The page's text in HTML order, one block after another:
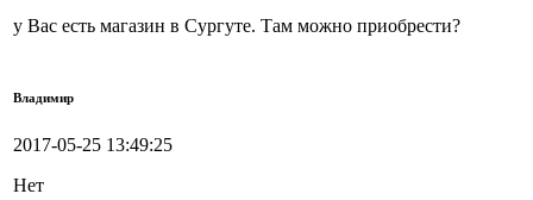
у Вас есть магазин в Сургуте. Там можно приобрести?
Владимир
2017-05-25 13:49:25
Нет